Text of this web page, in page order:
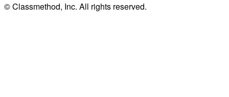
© Classmethod, Inc. All rights reserved.